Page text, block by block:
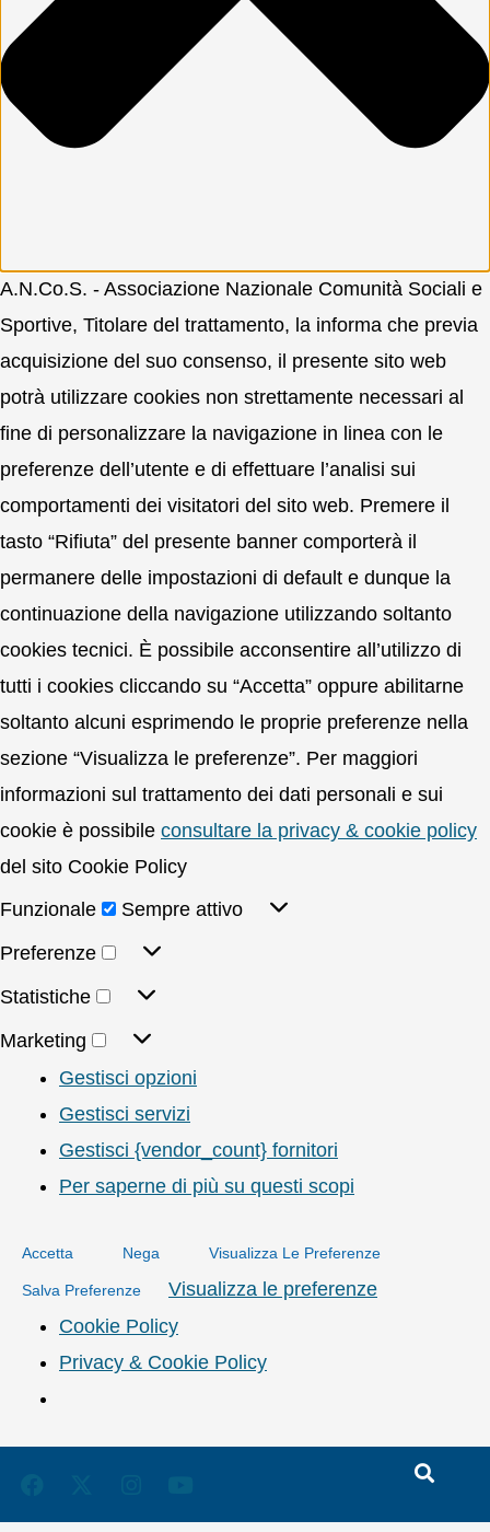
A.N.Co.S. - Associazione Nazionale Comunità Sociali e
Sportive, Titolare del trattamento, la informa che previa
acquisizione del suo consenso, il presente sito web
potrà utilizzare cookies non strettamente necessari al
fine di personalizzare la navigazione in linea con le
preferenze dell’utente e di effettuare l’analisi sui
comportamenti dei visitatori del sito web. Premere il
tasto “Rifiuta” del presente banner comporterà il
permanere delle impostazioni di default e dunque la
continuazione della navigazione utilizzando soltanto
cookies tecnici. È possibile acconsentire all’utilizzo di
tutti i cookies cliccando su “Accetta” oppure abilitarne
soltanto alcuni esprimendo le proprie preferenze nella
sezione “Visualizza le preferenze”. Per maggiori
informazioni sul trattamento dei dati personali e sui
cookie è possibile consultare la privacy & cookie policy
del sito Cookie Policy
Funzionale
Sempre attivo
Preferenze
Statistiche
Marketing
Gestisci opzioni
Gestisci servizi
Gestisci {vendor_count} fornitori
Per saperne di più su questi scopi
Accetta Nega Visualizza Le Preferenze
Salva Preferenze
Visualizza le preferenze
Cookie Policy
Privacy & Cookie Policy